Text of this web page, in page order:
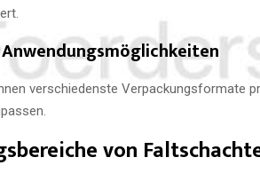
verschiedenste Verpackungsformate
von